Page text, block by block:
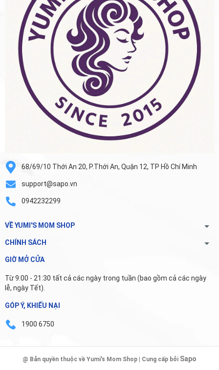
68/69/10 Thới An 20, P.Thới An, Quận 12, TP Hồ Chí Minh
support@sapo.vn
0942232299
VỀ YUMI'S MOM SHOP
CHÍNH SÁCH
GIỜ MỞ CỬA
Từ 9:00 - 21:30 tất cả các ngày trong tuần (bao gồm cả các ngày
lễ, ngày Tết).
GÓP Ý, KHIẾU NẠI
1900 6750
@ Bản quyền thuộc về Yumi's Mom Shop | Cung cấp bởi Sapo